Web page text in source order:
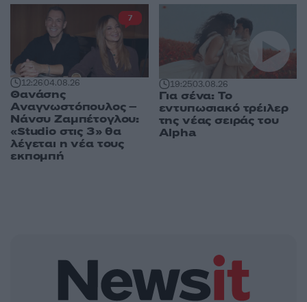
12:2604.08.26
Θανάσης
Αναγνωστόπουλος –
Νάνσυ Ζαμπέτογλου:
«Studio στις 3» θα
λέγεται η νέα τους
εκπομπή
7
19:2503.08.26
Για σένα: Το
εντυπωσιακό τρέιλερ
της νέας σειράς του
Alpha